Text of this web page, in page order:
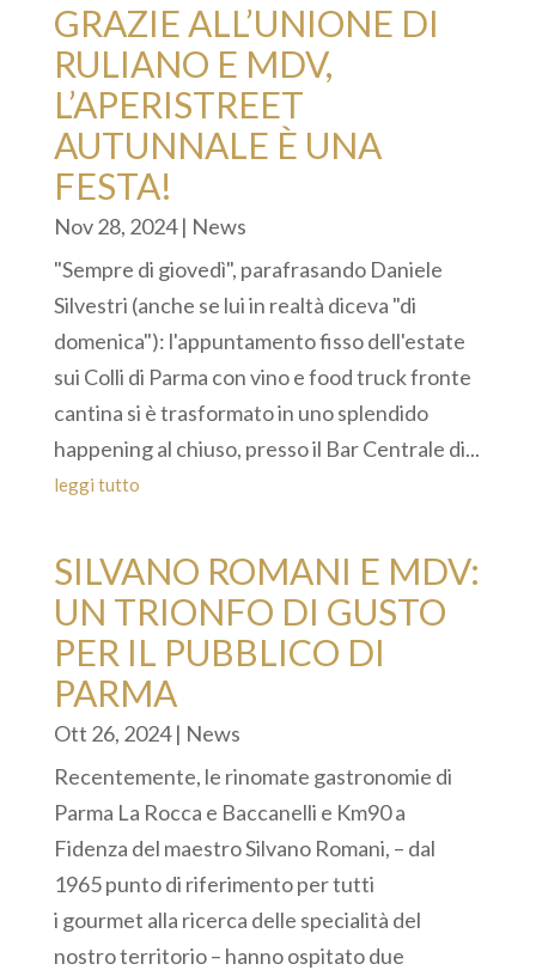
GRAZIE ALL’UNIONE DI
RULIANO E MDV,
L’APERISTREET
AUTUNNALE È UNA
FESTA!
Nov 28, 2024| News
"Sempre di giovedì", parafrasando Daniele
Silvestri (anche se lui in realtà diceva "di
domenica"): l'appuntamento fisso dell'estate
sui Colli di Parma con vino e food truck fronte
cantina si è trasformato in uno splendido
happening al chiuso, presso il Bar Centrale di...
leggi tutto
SILVANO ROMANI E MDV:
UN TRIONFO DI GUSTO
PER IL PUBBLICO DI
PARMA
Ott 26, 2024| News
Recentemente, le rinomate gastronomie di
Parma La Rocca e Baccanelli e Km90 a
Fidenza del maestro Silvano Romani, – dal
1965 punto di riferimento per tutti
i gourmet alla ricerca delle specialità del
nostro territorio – hanno ospitato due